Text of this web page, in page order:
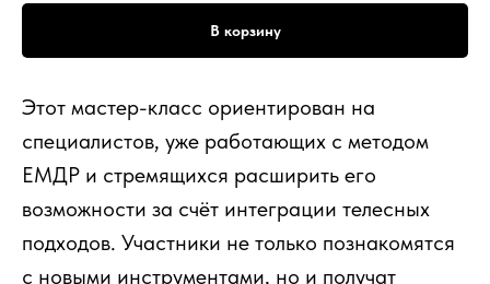
В корзину
Этот мастер-класс ориентирован на
специалистов, уже работающих с методом
ЕМДР и стремящихся расширить его
возможности за счёт интеграции телесных
подходов. Участники не только познакомятся
с новыми инструментами, но и получат